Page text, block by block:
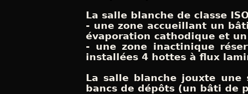
La salle blanche de classe
- une zone accueillant un
évaporation cathodique et
- une zone inactinique
installées 4 hottes à flux
La salle blanche jouxte
bancs de dépôts (un bâti de